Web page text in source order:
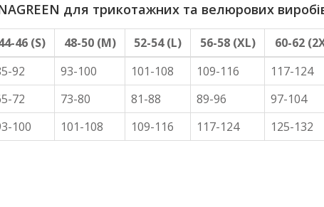
для трикотажних та велюрових
46 (S) 48-50 (M) 52-54 (L) 56-58 (XL) 60-62
92 93-100 101-108 109-116 117-124
72 73-80 81-88 89-96 97-104
100 101-108 109-116 117-124 125-132